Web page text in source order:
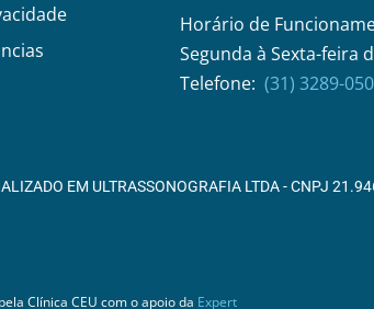
Horário de
Segunda à Sexta-feira
Telefone:(31) 3289-
EM ULTRASSONOGRAFIA LTDA - CNPJ
Clínica CEU com o apoio da Expert